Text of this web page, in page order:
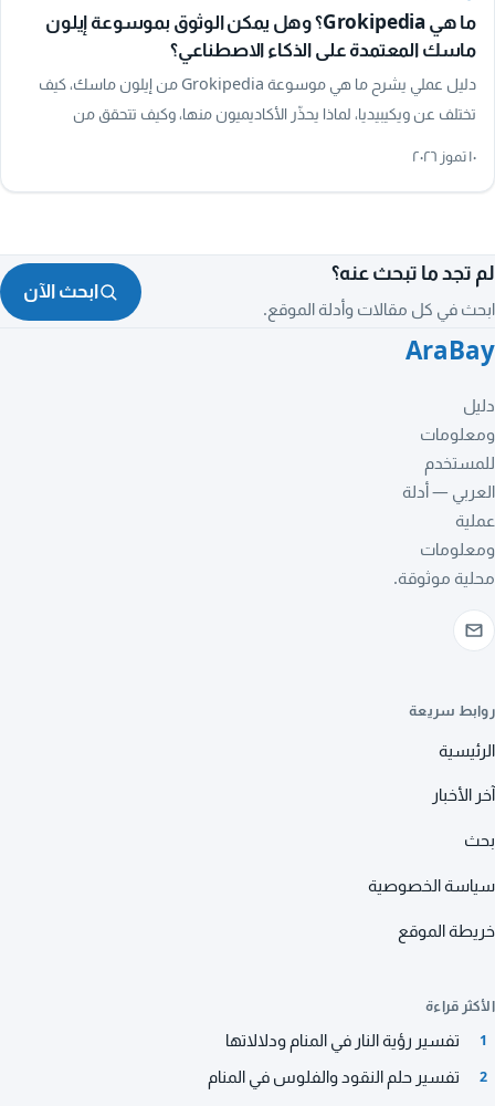
ما هي Grokipedia؟ وهل يمكن الوثوق بموسوعة إيلون
ماسك المعتمدة على الذكاء الاصطناعي؟
دليل عملي يشرح ما هي موسوعة Grokipedia من إيلون ماسك، كيف
تختلف عن ويكيبيديا، لماذا يحذّر الأكاديميون منها، وكيف تتحقق من
١٠ تموز ٢٠٢٦
لم تجد ما تبحث عنه؟
ابحث في كل مقالات وأدلة الموقع.
ابحث الآن
AraBay
دليل
ومعلومات
للمستخدم
العربي — أدلة
عملية
ومعلومات
محلية موثوقة.
روابط سريعة
الرئيسية
آخر الأخبار
بحث
سياسة الخصوصية
خريطة الموقع
الأكثر قراءة
1 تفسير رؤية النار في المنام ودلالاتها
2 تفسير حلم النقود والفلوس في المنام